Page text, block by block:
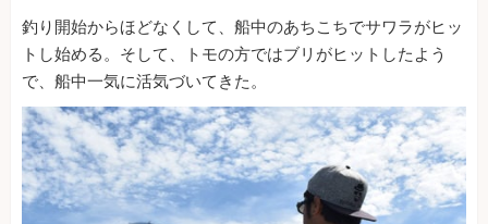
釣り開始からほどなくして、船中のあちこちでサワラがヒッ
トし始める。そして、トモの方ではブリがヒットしたよう
で、船中一気に活気づいてきた。